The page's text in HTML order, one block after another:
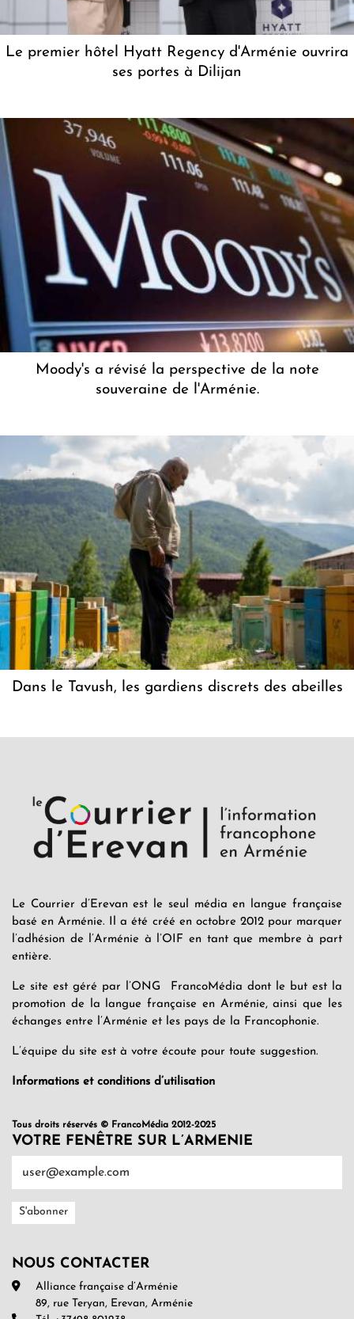
Le premier hôtel Hyatt Regency d'Arménie ouvrira
ses portes à Dilijan
Moody's a révisé la perspective de la note
souveraine de l'Arménie.
Dans le Tavush, les gardiens discrets des abeilles
Le Courrier d’Erevan est le seul média en langue française
basé en Arménie. Il a été créé en octobre 2012 pour marquer
l’adhésion de l’Arménie à l’OIF en tant que membre à part
entière.
Le site est géré par l’ONG FrancoMédia dont le but est la
promotion de la langue française en Arménie, ainsi que les
échanges entre l’Arménie et les pays de la Francophonie.
L’équipe du site est à votre écoute pour toute suggestion.
Informations et conditions d’utilisation
Tous droits réservés © FrancoMédia 2012-2025
VOTRE FENÊTRE SUR L’ARMENIE
NOUS CONTACTER
Alliance française d’Arménie
89, rue Teryan, Erevan, Arménie